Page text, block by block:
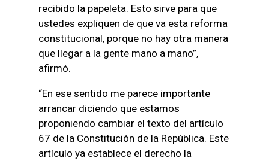
recibido la papeleta. Esto sirve para que
ustedes expliquen de que va esta reforma
constitucional, porque no hay otra manera
que llegar a la gente mano a mano”,
afirmó.
“En ese sentido me parece importante
arrancar diciendo que estamos
proponiendo cambiar el texto del artículo
67 de la Constitución de la República. Este
artículo ya establece el derecho la